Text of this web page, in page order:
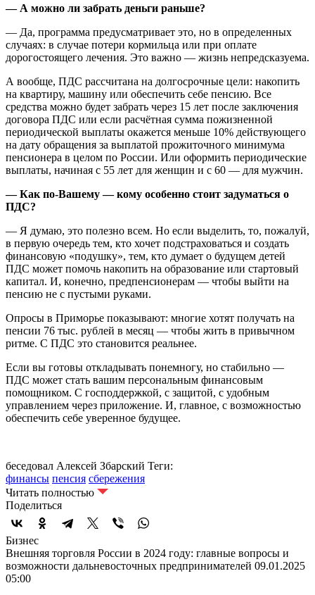
— А можно ли забрать деньги раньше?
— Да, программа предусматривает это, но в определенных
случаях: в случае потери кормильца или при оплате
дорогостоящего лечения. Это важно — жизнь непредсказуема.
А вообще, ПДС рассчитана на долгосрочные цели: накопить
на квартиру, машину или обеспечить себе пенсию. Все
средства можно будет забрать через 15 лет после заключения
договора ПДС или если расчётная сумма пожизненной
периодической выплаты окажется меньше 10% действующего
на дату обращения за выплатой прожиточного минимума
пенсионера в целом по России. Или оформить периодические
выплаты, начиная с 55 лет для женщин и с 60 — для мужчин.
— Как по-Вашему — кому особенно стоит задуматься о
ПДС?
— Я думаю, это полезно всем. Но если выделить, то, пожалуй,
в первую очередь тем, кто хочет подстраховаться и создать
финансовую «подушку», тем, кто думает о будущем детей
ПДС может помочь накопить на образование или стартовый
капитал. И, конечно, предпенсионерам — чтобы выйти на
пенсию не с пустыми руками.
Опросы в Приморье показывают: многие хотят получать на
пенсии 76 тыс. рублей в месяц — чтобы жить в привычном
ритме. С ПДС это становится реальнее.
Если вы готовы откладывать понемногу, но стабильно —
ПДС может стать вашим персональным финансовым
помощником. С господдержкой, с защитой, с удобным
управлением через приложение. И, главное, с возможностью
обеспечить себе уверенное будущее.
беседовал Алексей Збарский Теги:
финансы пенсия сбережения
Читать полностью
Поделиться
Бизнес
Внешняя торговля России в 2024 году: главные вопросы и
возможности дальневосточных предпринимателей 09.01.2025
05:00